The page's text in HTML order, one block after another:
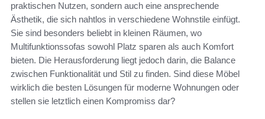
praktischen Nutzen, sondern auch eine ansprechende
Ästhetik, die sich nahtlos in verschiedene Wohnstile einfügt.
Sie sind besonders beliebt in kleinen Räumen, wo
Multifunktionssofas sowohl Platz sparen als auch Komfort
bieten. Die Herausforderung liegt jedoch darin, die Balance
zwischen Funktionalität und Stil zu finden. Sind diese Möbel
wirklich die besten Lösungen für moderne Wohnungen oder
stellen sie letztlich einen Kompromiss dar?